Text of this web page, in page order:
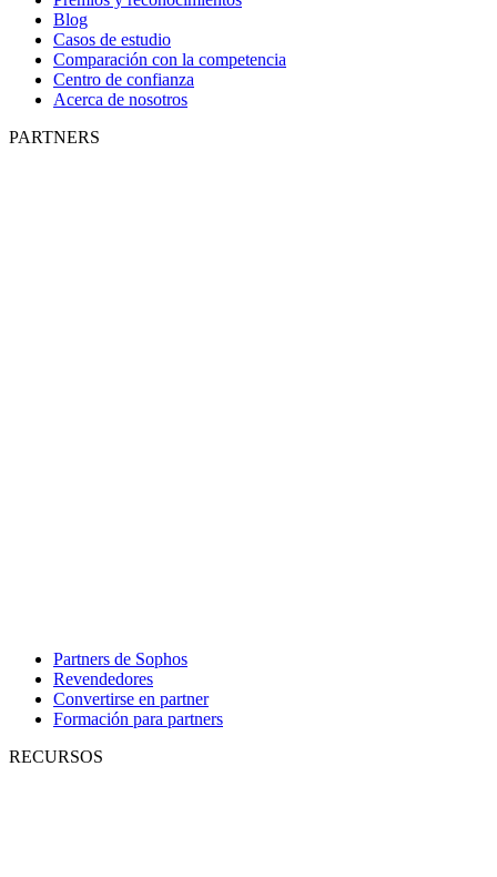
Blog
Casos de estudio
Comparación con la competencia
Centro de confianza
Acerca de nosotros
PARTNERS
Partners de Sophos
Revendedores
Convertirse en partner
Formación para partners
RECURSOS